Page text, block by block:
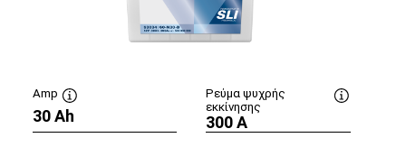
Amp
Συμβουλή
30 Ah
Ρεύμα ψυχρής
εκκίνησης
300 A